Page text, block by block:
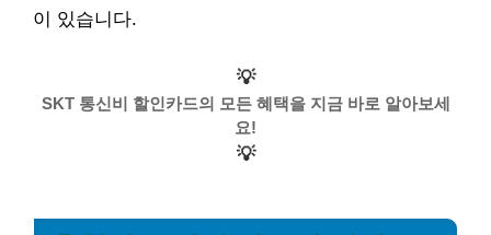
이 있습니다.
💡
SKT 통신비 할인카드의 모든 혜택을 지금 바로 알아보세
요!
💡